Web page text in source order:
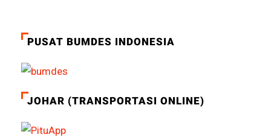
PUSAT BUMDES INDONESIA
JOHAR (TRANSPORTASI ONLINE)